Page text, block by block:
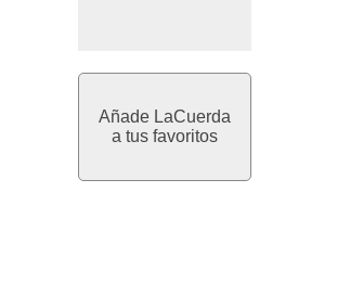
Añade LaCuerda
a tus favoritos